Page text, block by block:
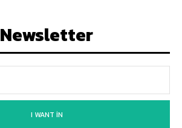
Newsletter
I WANT IN